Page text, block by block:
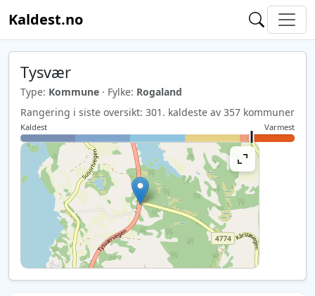
Kaldest.no
Tysvær
Type: Kommune · Fylke: Rogaland
Rangering i siste oversikt: 301. kaldeste av 357 kommuner
Kaldest Varmest